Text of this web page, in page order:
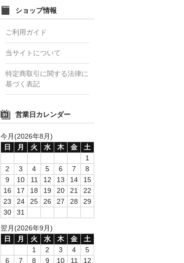
ショップ情報
ご利用ガイド
当サイトについて
特定商取引に関する法律に
基づく表記
営業日カレンダー
今月(2026年8月)
日
月 火 水 木 金
土
1
2
3 4 5 6 7
8
9
10 11 12 13 14
15
16
17 18 19 20 21
22
23
24 25 26 27 28
29
30
31
翌月(2026年9月)
日
月 火 水 木 金
土
1
2 3 4
5
6
7 8 9 10 11
12